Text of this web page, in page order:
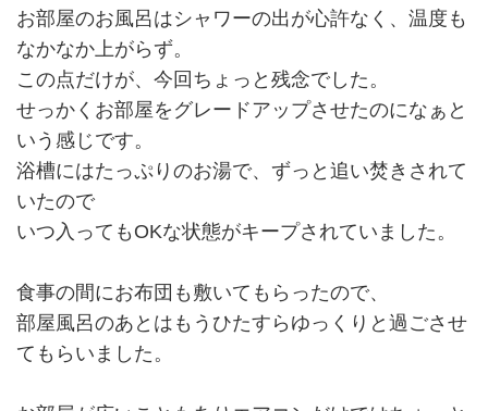
お部屋のお風呂はシャワーの出が心許なく、温度も
なかなか上がらず。
この点だけが、今回ちょっと残念でした。
せっかくお部屋をグレードアップさせたのになぁと
いう感じです。
浴槽にはたっぷりのお湯で、ずっと追い焚きされて
いたので
いつ入ってもOKな状態がキープされていました。
食事の間にお布団も敷いてもらったので、
部屋風呂のあとはもうひたすらゆっくりと過ごさせ
てもらいました。